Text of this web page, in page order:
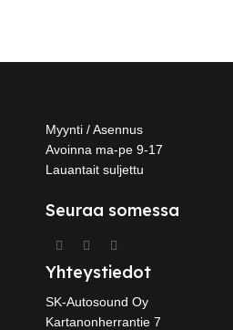
Myynti / Asennus
Avoinna ma-pe 9-17
Lauantait suljettu
Seuraa somessa
Yhteystiedot
SK-Autosound Oy
Kartanonherrantie 7